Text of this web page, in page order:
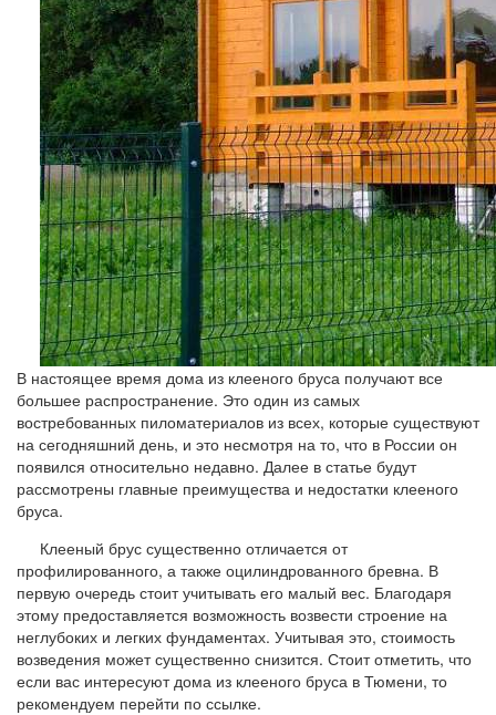
В настоящее время дома из клееного бруса получают все
большее распространение. Это один из самых
востребованных пиломатериалов из всех, которые существуют
на сегодняшний день, и это несмотря на то, что в России он
появился относительно недавно. Далее в статье будут
рассмотрены главные преимущества и недостатки клееного
бруса.
Клееный брус существенно отличается от
профилированного, а также оцилиндрованного бревна. В
первую очередь стоит учитывать его малый вес. Благодаря
этому предоставляется возможность возвести строение на
неглубоких и легких фундаментах. Учитывая это, стоимость
возведения может существенно снизится. Стоит отметить, что
если вас интересуют дома из клееного бруса в Тюмени, то
рекомендуем перейти по ссылке.